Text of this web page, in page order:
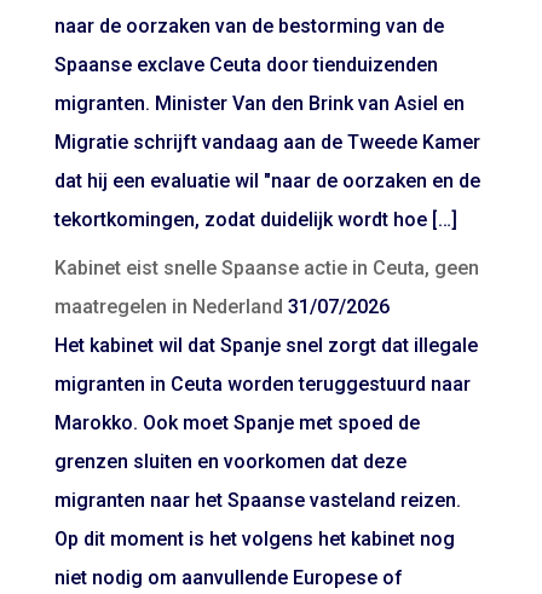
naar de oorzaken van de bestorming van de
Spaanse exclave Ceuta door tienduizenden
migranten. Minister Van den Brink van Asiel en
Migratie schrijft vandaag aan de Tweede Kamer
dat hij een evaluatie wil "naar de oorzaken en de
tekortkomingen, zodat duidelijk wordt hoe […]
Kabinet eist snelle Spaanse actie in Ceuta, geen
maatregelen in Nederland 31/07/2026
Het kabinet wil dat Spanje snel zorgt dat illegale
migranten in Ceuta worden teruggestuurd naar
Marokko. Ook moet Spanje met spoed de
grenzen sluiten en voorkomen dat deze
migranten naar het Spaanse vasteland reizen.
Op dit moment is het volgens het kabinet nog
niet nodig om aanvullende Europese of